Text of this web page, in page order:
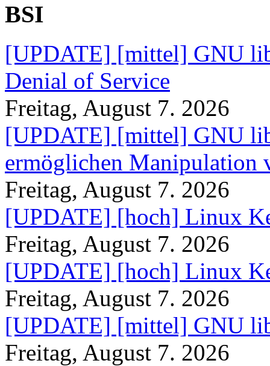
BSI
[UPDATE] [mittel] GNU
Denial of Service
Freitag, August 7. 2026
[UPDATE] [mittel] GNU
ermöglichen Manipulation
Freitag, August 7. 2026
[UPDATE] [hoch] Linux
Freitag, August 7. 2026
[UPDATE] [hoch] Linux
Freitag, August 7. 2026
[UPDATE] [mittel] GNU
Freitag, August 7. 2026